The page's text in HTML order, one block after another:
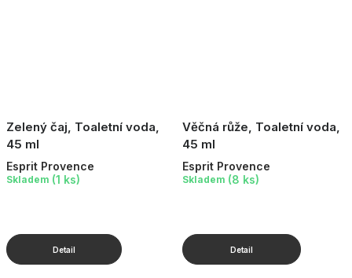
Zelený čaj, Toaletní voda,
45 ml
Esprit Provence
Skladem (1 ks)
Věčná růže, Toaletní voda,
45 ml
Esprit Provence
Skladem (8 ks)